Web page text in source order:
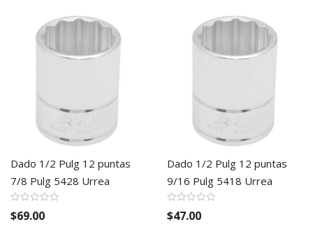
Dado 1/2 Pulg 12 puntas
7/8 Pulg 5428 Urrea
$69.00
Dado 1/2 Pulg 12 puntas
9/16 Pulg 5418 Urrea
$47.00